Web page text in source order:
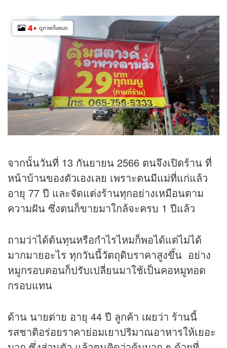
4+ ดูภาพทั้งหมด
จากนั้นวันที่ 13 กันยายน 2566 ตนจึงเปิดร้าน ที่
หน้าบ้านของตัวเองเลย เพราะตนมีแม่ที่แก่แล้ว
อายุ 77 ปี และจัดแต่งร้านทุกอย่างเหมือนตาม
ความฝัน ซึ่งตนก็ขายมาใกล้จะครบ 1 ปีแล้ว
ถามว่าได้ต้นทุนหรือกำไรไหมก็พอได้แต่ไม่ได้
มากมายอะไร ทุกวันนี้วัตถุดิบราคาสูงขึ้น อย่าง
หมูกรอบตอนก็ปรับเปลี่ยนมาใช้เป็นคอหมูทอด
กรอบแทน
ด้าน นายต่าย อายุ 44 ปี ลูกค้า เผยว่า ร้านนี้
รสชาติอร่อยราคาย่อมเยาปริมาณอาหารให้เยอะ